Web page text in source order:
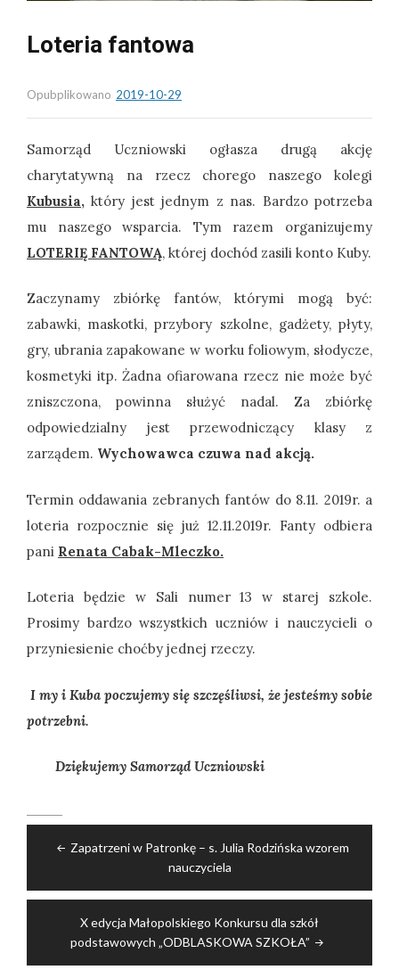
Loteria fantowa
Opubplikowano 2019-10-29
Samorząd Uczniowski ogłasza drugą akcję
charytatywną na rzecz chorego naszego kolegi
Kubusia, który jest jednym z nas. Bardzo potrzeba
mu naszego wsparcia. Tym razem organizujemy
LOTERIĘ FANTOWĄ, której dochód zasili konto Kuby.
Zaczynamy zbiórkę fantów, którymi mogą być:
zabawki, maskotki, przybory szkolne, gadżety, płyty,
gry, ubrania zapakowane w worku foliowym, słodycze,
kosmetyki itp. Żadna ofiarowana rzecz nie może być
zniszczona, powinna służyć nadal. Za zbiórkę
odpowiedzialny jest przewodniczący klasy z
zarządem. Wychowawca czuwa nad akcją.
Termin oddawania zebranych fantów do 8.11. 2019r. a
loteria rozpocznie się już 12.11.2019r. Fanty odbiera
pani Renata Cabak-Mleczko.
Loteria będzie w Sali numer 13 w starej szkole.
Prosimy bardzo wszystkich uczniów i nauczycieli o
przyniesienie choćby jednej rzeczy.
I my i Kuba poczujemy się szczęśliwsi, że jesteśmy sobie
potrzebni.
Dziękujemy Samorząd Uczniowski
wpisuZapatrzeni w Patronkę – s. Julia Rodzińska wzorem
nauczyciela
X edycja Małopolskiego Konkursu dla szkół
podstawowych „ODBLASKOWA SZKOŁA”